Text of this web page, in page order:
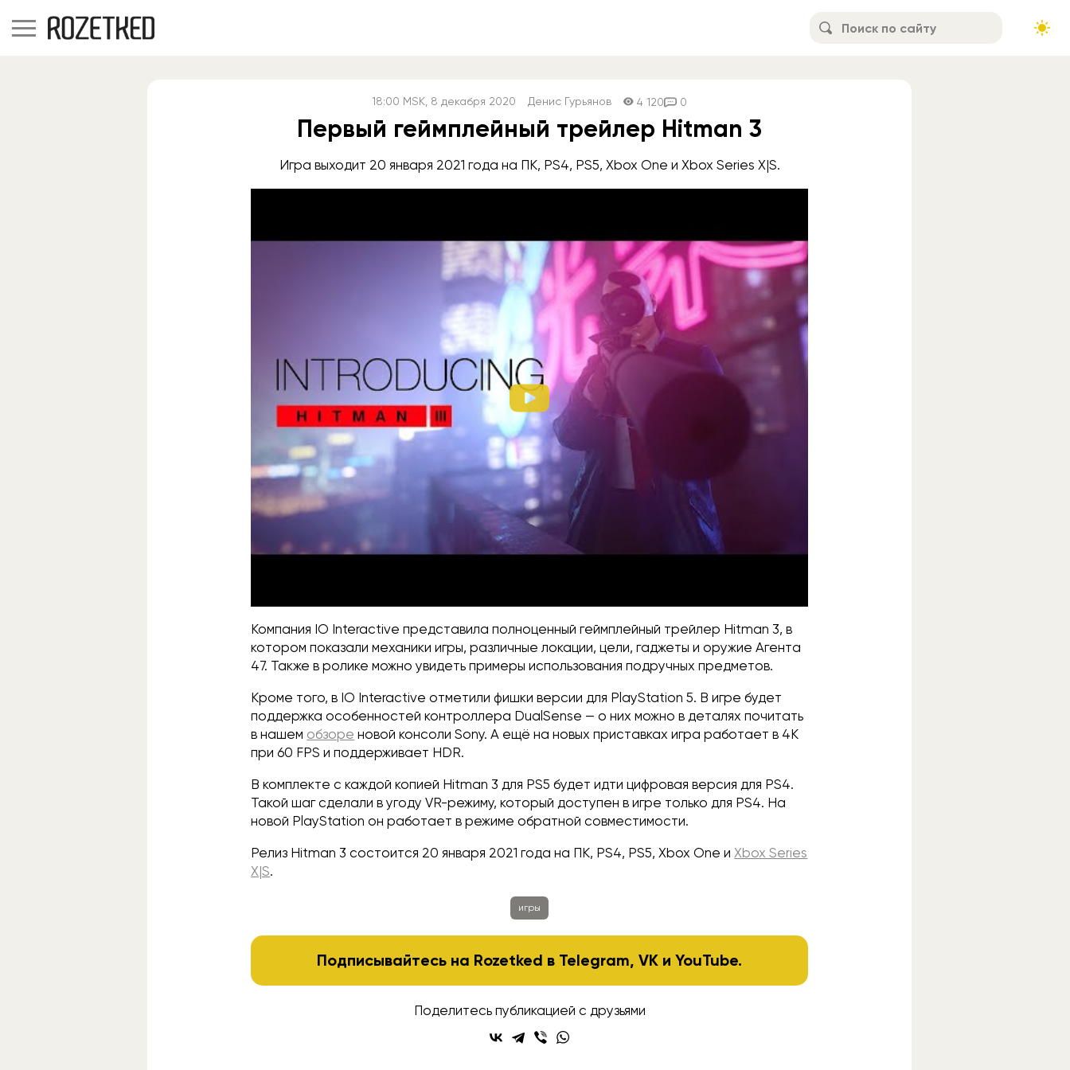
18:00 MSK , 8 декабря 2020 Денис Гурьянов 4 120 0
Первый геймплейный трейлер Hitman 3
Игра выходит 20 января 2021 года на ПК, PS4, PS5, Xbox One и Xbox Series X|S.
Компания IO Interactive представила полноценный геймплейный трейлер Hitman 3, в
котором показали механики игры, различные локации, цели, гаджеты и оружие Агента
47. Также в ролике можно увидеть примеры использования подручных предметов.
Кроме того, в IO Interactive отметили фишки версии для PlayStation 5. В игре будет
поддержка особенностей контроллера DualSense — о них можно в деталях почитать
в нашем обзоре новой консоли Sony. А ещё на новых приставках игра работает в 4К
при 60 FPS и поддерживает HDR.
В комплекте с каждой копией Hitman 3 для PS5 будет идти цифровая версия для PS4.
Такой шаг сделали в угоду VR-режиму, который доступен в игре только для PS4. На
новой PlayStation он работает в режиме обратной совместимости.
Релиз Hitman 3 состоится 20 января 2021 года на ПК, PS4, PS5, Xbox One иXbox Series
X|S.
игры
Подписывайтесь на Rozetked в Telegram,VK иYouTube.
Поделитесь публикацией с друзьями